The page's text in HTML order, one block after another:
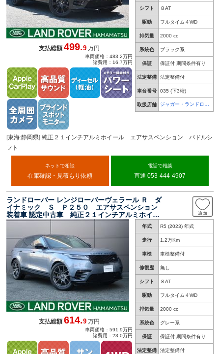
シフト ８AT
駆動 フルタイム４WD
排気量 2000 cc
系統色 ブラック系
保証 保証付 期間条件有り
法定整備 法定整備付
車台番号 035 (下3桁)
取扱店舗
ジャガー・ランドロー
支払総額499.9 万円
車両価格：483.2万円
諸費用：16.7万円
[東海:静岡県] 純正２１インチアルミホイール エアサスペンション パドルシ
フト
ネットで相談
在庫確認・見積もり依頼
電話で相談
直通 053-444-4907
ランドローバー レンジローバーヴェラール Ｒ ダ
イナミック Ｓ Ｐ２５０ エアサスペンション
装着車 認定中古車 純正２１インチアルミホイー
ル ブラックパック ＭＥＲＩＤＩＡＮ エアサ
スペンション サンルーフ 前席シートヒータ
ー メモリ付きパワーシート Ａｐｐｌｅ Ｃａ
ｒＰｌａｙ
年式 R5 (2023) 年式
走行 1.2万Km
車検 車検整備付
修復歴 無し
シフト ８AT
駆動 フルタイム４WD
排気量 2000 cc
系統色 グレー系
保証 保証付 期間条件有り
法定整備 法定整備付
支払総額614.9 万円
車両価格：591.9万円
諸費用：23.0万円